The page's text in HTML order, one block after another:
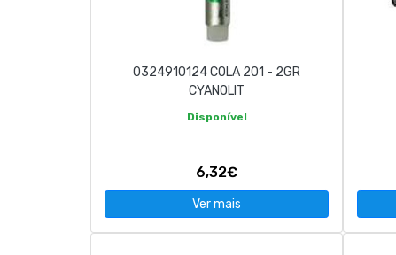
geral@luxivo.pt
0324910124 COLA 201 - 2GR
CYANOLIT
Disponível
6,32€
Ver mais